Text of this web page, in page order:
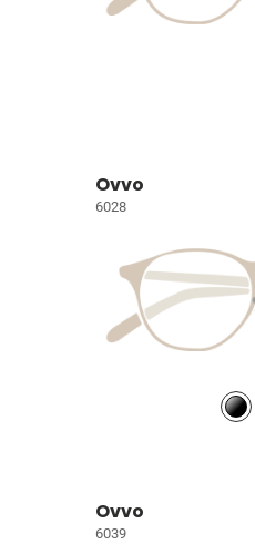
Ovvo
6028
Ovvo
6039